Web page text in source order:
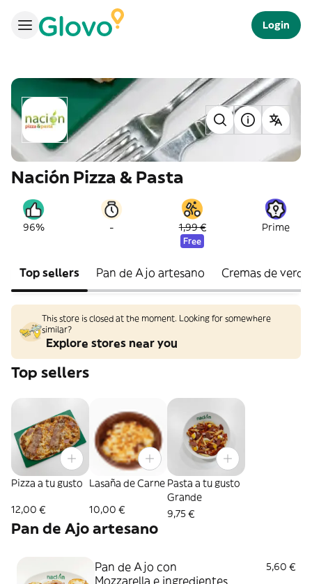
Login
Nación Pizza & Pasta
96% - 1,99 €
Free
Prime
Top sellers Pan de Ajo artesano Cremas de
This store is closed at the moment. Looking for somewhere
similar?
Explore stores near you
Top sellers
Pizza a tu gusto
12,00 €
Lasaña de Carne
10,00 €
Pasta a tu gusto
Grande
9,75 €
Pan de Ajo artesano
Pan de Ajo con
Mozzarella e ingredientes
5,60 €